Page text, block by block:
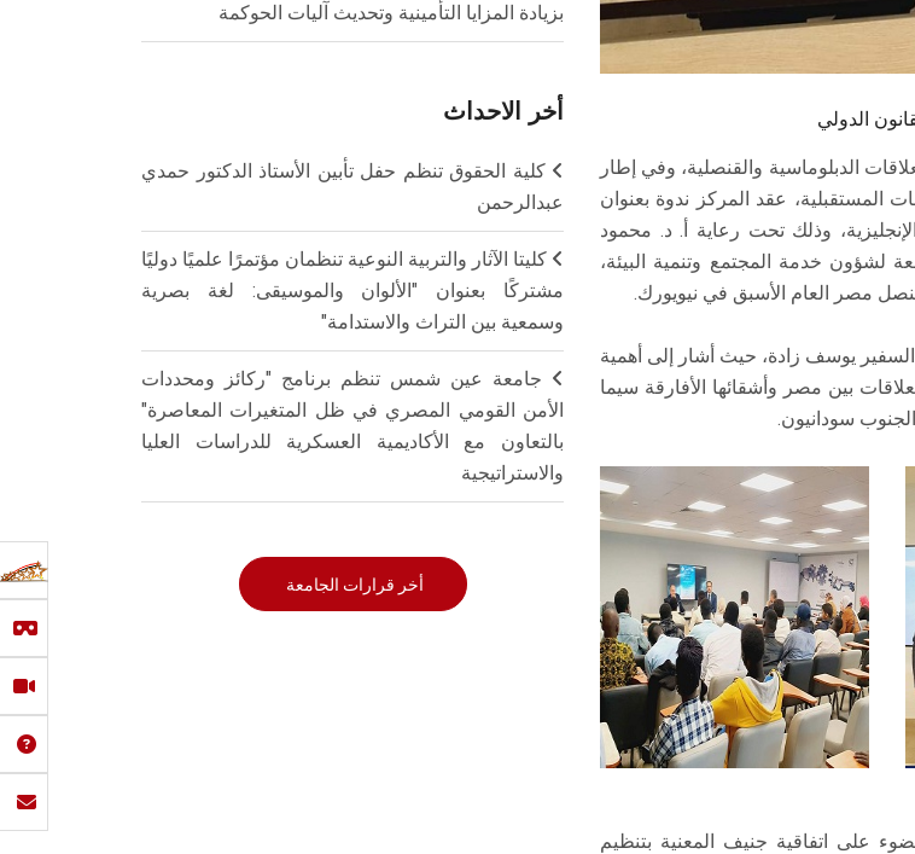
الدولي
الدبلوماسية والقنصلية، وفي إطار
والدراسات المستقبلية، عقد المركز ندوة بعنوان
وذلك تحت رعاية أ. د. محمود
لشؤون خدمة المجتمع وتنمية البيئة،
مصر العام الأسبق في نيويورك.
السفير يوسف زادة، حيث أشار إلى أهمية
بين مصر وأشقائها الأفارقة سيما
سودانيون.
على اتفاقية جنيف المعنية بتنظيم
بزيادة المزايا التأمينية وتحديث آليات الحوكمة
أخر الاحداث
كلية الحقوق تنظم حفل تأبين الأستاذ الدكتور حمدي
عبدالرحمن
كليتا الآثار والتربية النوعية تنظمان مؤتمرًا علميًا دوليًا
مشتركًا بعنوان "الألوان والموسيقى: لغة بصرية
وسمعية بين التراث والاستدامة"
جامعة عين شمس تنظم برنامج "ركائز ومحددات
الأمن القومي المصري في ظل المتغيرات المعاصرة"
بالتعاون مع الأكاديمية العسكرية للدراسات العليا
والاستراتيجية
أخر قرارات الجامعة